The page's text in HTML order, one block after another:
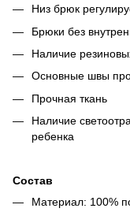
Низ брюк
Брюки без
Наличие
Основные швы
Прочная ткань
Наличие
ребенка
Состав
Материал: 100%